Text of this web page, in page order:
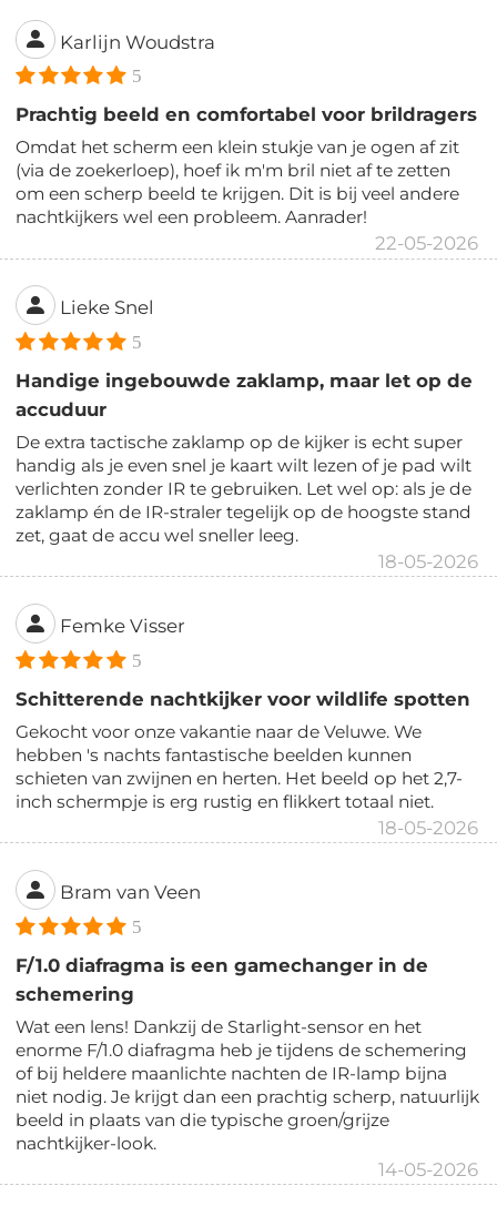
Karlijn Woudstra
5
Prachtig beeld en comfortabel voor brildragers
Omdat het scherm een klein stukje van je ogen af zit
(via de zoekerloep), hoef ik m'm bril niet af te zetten
om een scherp beeld te krijgen. Dit is bij veel andere
nachtkijkers wel een probleem. Aanrader!
22-05-2026
Lieke Snel
5
Handige ingebouwde zaklamp, maar let op de
accuduur
De extra tactische zaklamp op de kijker is echt super
handig als je even snel je kaart wilt lezen of je pad wilt
verlichten zonder IR te gebruiken. Let wel op: als je de
zaklamp én de IR-straler tegelijk op de hoogste stand
zet, gaat de accu wel sneller leeg.
18-05-2026
Femke Visser
5
Schitterende nachtkijker voor wildlife spotten
Gekocht voor onze vakantie naar de Veluwe. We
hebben 's nachts fantastische beelden kunnen
schieten van zwijnen en herten. Het beeld op het 2,7-
inch schermpje is erg rustig en flikkert totaal niet.
18-05-2026
Bram van Veen
5
F/1.0 diafragma is een gamechanger in de
schemering
Wat een lens! Dankzij de Starlight-sensor en het
enorme F/1.0 diafragma heb je tijdens de schemering
of bij heldere maanlichte nachten de IR-lamp bijna
niet nodig. Je krijgt dan een prachtig scherp, natuurlijk
beeld in plaats van die typische groen/grijze
nachtkijker-look.
14-05-2026